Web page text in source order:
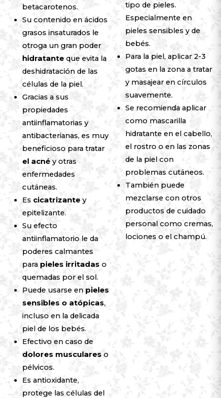
betacarotenos.
Su contenido en ácidos
grasos insaturados le
otroga un gran poder
hidratanteque evita la
deshidratación de las
células de la piel.
Gracias a sus
propiedades
antiinflamatorias y
antibacterianas, es muy
beneficioso para tratar
el acnéy otras
enfermedades
cutáneas.
Es cicatrizantey
epitelizante.
Su efecto
antiinflamatorio le da
poderes calmantes
para pieles irritadas o
quemadas por el sol.
Puede usarse en pieles
sensibles o atópicas,
incluso en la delicada
piel de los bebés.
Efectivo en caso de
dolores musculares o
pélvicos.
Es antioxidante,
protege las células del
tipo de pieles.
Especialmente en
pieles sensibles y de
bebés.
Para la piel, aplicar 2-3
gotas en la zona a tratar
y masajear en círculos
suavemente.
Se recomienda aplicar
como mascarilla
hidratante en el cabello,
el rostro o en las zonas
de la piel con
problemas cutáneos.
También puede
mezclarse con otros
productos de cuidado
personal como cremas,
lociones o el champú.